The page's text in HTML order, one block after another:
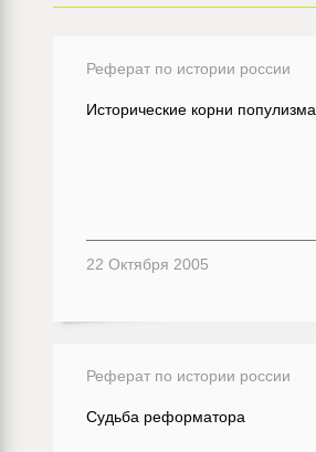
Реферат по истории россии
Исторические корни популизма
22 Октября 2005
Реферат по истории россии
Судьба реформатора